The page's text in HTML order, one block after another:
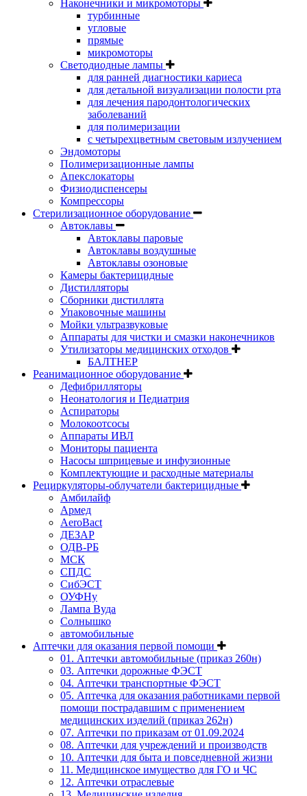
Наконечники и микромоторы
турбинные
угловые
прямые
микромоторы
Светодиодные лампы
для ранней диагностики кариеса
для детальной визуализации полости рта
для лечения пародонтологических
заболеваний
для полимеризации
с четырехцветным световым излучением
Эндомоторы
Полимеризационные лампы
Апекслокаторы
Физиодиспенсеры
Компрессоры
Стерилизационное оборудование
Автоклавы
Автоклавы паровые
Автоклавы воздушные
Автоклавы озоновые
Камеры бактерицидные
Дистилляторы
Сборники дистиллята
Упаковочные машины
Мойки ультразвуковые
Аппараты для чистки и смазки наконечников
Утилизаторы медицинских отходов
БАЛТНЕР
Реанимационное оборудование
Дефибрилляторы
Неонатология и Педиатрия
Аспираторы
Молокоотсосы
Аппараты ИВЛ
Мониторы пациента
Насосы шприцевые и инфузионные
Комплектующие и расходные материалы
Рециркуляторы-облучатели бактерицидные
Амбилайф
Армед
AeroBact
ДЕЗАР
ОДВ-РБ
МСК
СПДС
СибЭСТ
ОУФНу
Лампа Вуда
Солнышко
автомобильные
Аптечки для оказания первой помощи
01. Аптечки автомобильные (приказ 260н)
03. Аптечки дорожные ФЭСТ
04. Аптечки транспортные ФЭСТ
05. Аптечка для оказания работниками первой
помощи пострадавшим с применением
медицинских изделий (приказ 262н)
07. Аптечки по приказам от 01.09.2024
08. Аптечки для учреждений и производств
10. Аптечки для быта и повседневной жизни
11. Медицинское имущество для ГО и ЧС
12. Аптечки отраслевые